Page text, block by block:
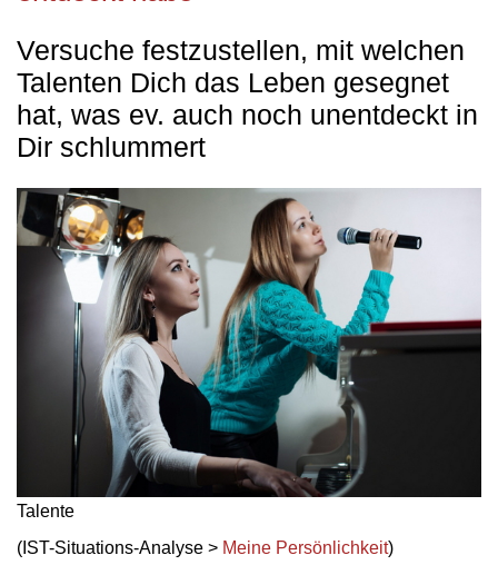
Versuche festzustellen, mit welchen
Talenten Dich das Leben gesegnet
hat, was ev. auch noch unentdeckt in
Dir schlummert
Talente
(IST-Situations-Analyse > Meine Persönlichkeit)